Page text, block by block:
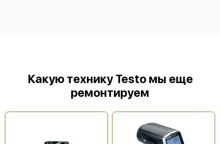
Какую технику Testo мы еще
ремонтируем